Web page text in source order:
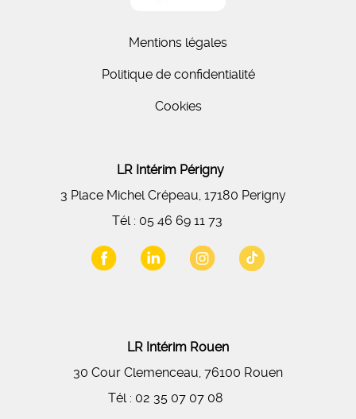
Mentions légales
Politique de confidentialité
Cookies
LR Intérim Périgny
3 Place Michel Crépeau, 17180 Perigny
Tél : 05 46 69 11 73
LR Intérim Rouen
30 Cour Clemenceau, 76100 Rouen
Tél : 02 35 07 07 08